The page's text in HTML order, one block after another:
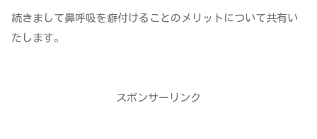
続きまして鼻呼吸を癖付けることのメリットについて共有い
たします。
スポンサーリンク